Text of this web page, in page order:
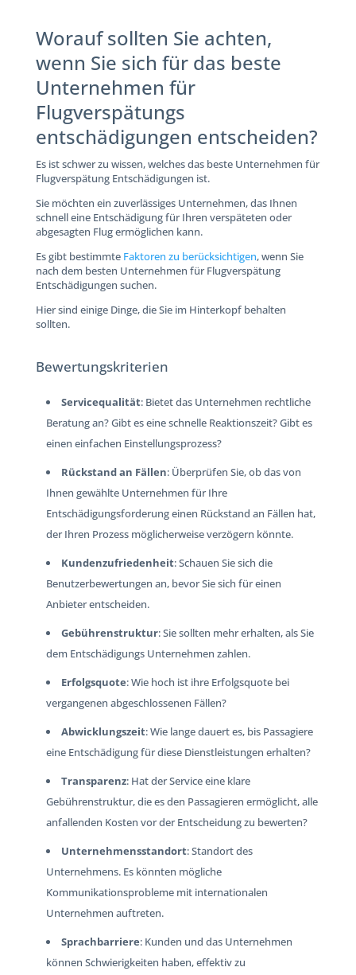
Worauf sollten Sie achten,
wenn Sie sich für das beste
Unternehmen für
Flugverspätungs
entschädigungen entscheiden?
Es ist schwer zu wissen, welches das beste Unternehmen für
Flugverspätung Entschädigungen ist.
Sie möchten ein zuverlässiges Unternehmen, das Ihnen
schnell eine Entschädigung für Ihren verspäteten oder
abgesagten Flug ermöglichen kann.
Es gibt bestimmte Faktoren zu berücksichtigen, wenn Sie
nach dem besten Unternehmen für Flugverspätung
Entschädigungen suchen.
Hier sind einige Dinge, die Sie im Hinterkopf behalten
sollten.
Bewertungskriterien
Servicequalität: Bietet das Unternehmen rechtliche
Beratung an? Gibt es eine schnelle Reaktionszeit? Gibt es
einen einfachen Einstellungsprozess?
Rückstand an Fällen: Überprüfen Sie, ob das von
Ihnen gewählte Unternehmen für Ihre
Entschädigungsforderung einen Rückstand an Fällen hat,
der Ihren Prozess möglicherweise verzögern könnte.
Kundenzufriedenheit: Schauen Sie sich die
Benutzerbewertungen an, bevor Sie sich für einen
Anbieter entscheiden.
Gebührenstruktur: Sie sollten mehr erhalten, als Sie
dem Entschädigungs Unternehmen zahlen.
Erfolgsquote: Wie hoch ist ihre Erfolgsquote bei
vergangenen abgeschlossenen Fällen?
Abwicklungszeit: Wie lange dauert es, bis Passagiere
eine Entschädigung für diese Dienstleistungen erhalten?
Transparenz: Hat der Service eine klare
Gebührenstruktur, die es den Passagieren ermöglicht, alle
anfallenden Kosten vor der Entscheidung zu bewerten?
Unternehmensstandort: Standort des
Unternehmens. Es könnten mögliche
Kommunikationsprobleme mit internationalen
Unternehmen auftreten.
Sprachbarriere: Kunden und das Unternehmen
können Schwierigkeiten haben, effektiv zu